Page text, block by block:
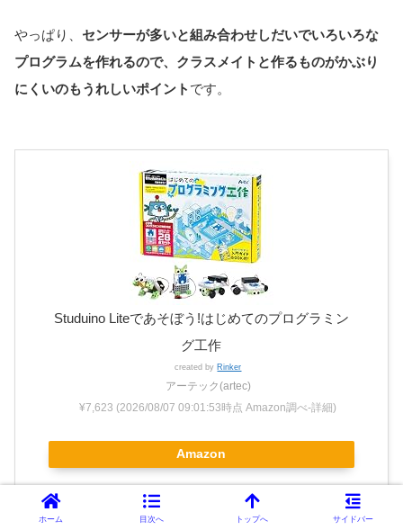
やっぱり、 センサーが多いと組み合わせしだいでいろいろな
プログラムを作れるので、クラスメイトと作るものがかぶり
にくいのもうれしいポイント です。
Studuino Liteであそぼう!はじめてのプログラミン
グ工作
created by Rinker
アーテック(artec)
¥7,623 (2026/08/07 09:01:53時点 Amazon調べ-詳細)
Amazon
ホーム 目次へ トップへ サイドバー